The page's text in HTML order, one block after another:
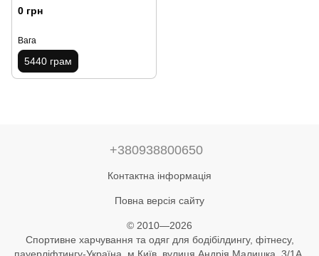
0 грн
Вага
5440 грам
+380938800650
Контактна інформація
Повна версія сайту
© 2010—2026
Спортивне харчування та одяг для бодібілдингу, фітнесу,